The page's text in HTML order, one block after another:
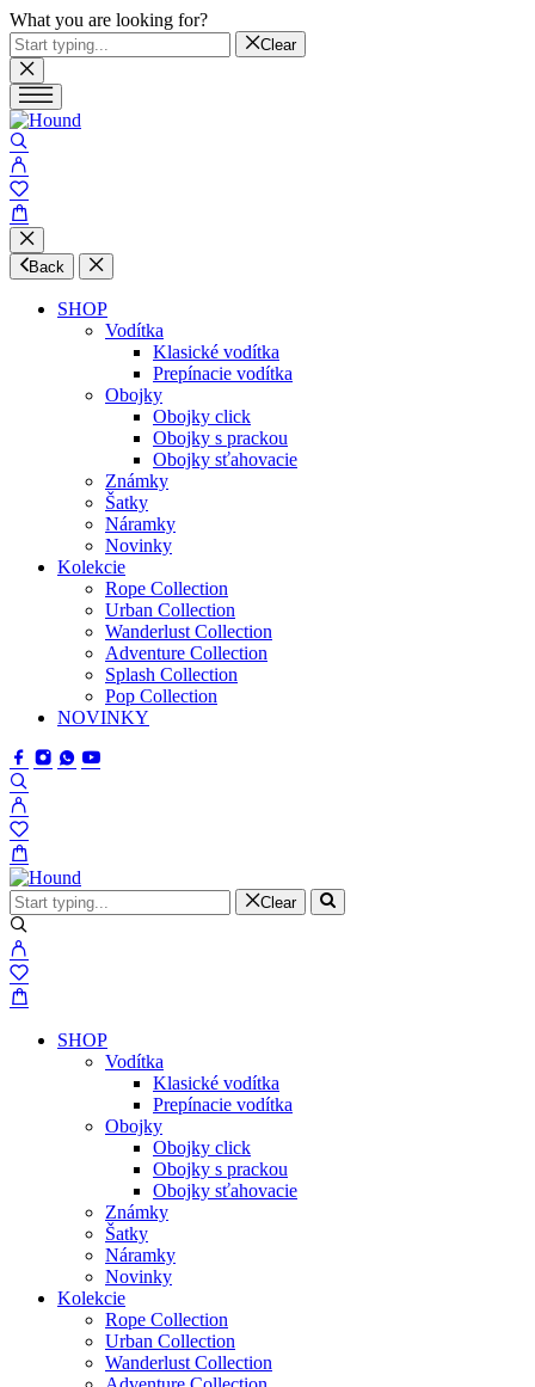
What you are looking for?
Clear
Back
SHOP
Vodítka
Klasické vodítka
Prepínacie vodítka
Obojky
Obojky click
Obojky s prackou
Obojky sťahovacie
Známky
Šatky
Náramky
Novinky
Kolekcie
Rope Collection
Urban Collection
Wanderlust Collection
Adventure Collection
Splash Collection
Pop Collection
NOVINKY
Clear
SHOP
Vodítka
Klasické vodítka
Prepínacie vodítka
Obojky
Obojky click
Obojky s prackou
Obojky sťahovacie
Známky
Šatky
Náramky
Novinky
Kolekcie
Rope Collection
Urban Collection
Wanderlust Collection